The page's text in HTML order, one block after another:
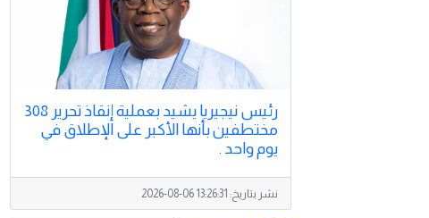
رئيس نيجيريا يشيد بعملية إنقاذ تحرير 308
مختطفين بأنها الأكبر على الإطلاق في
يوم واحد .
نشر بتاريخ: 2026-08-06 13:26:31